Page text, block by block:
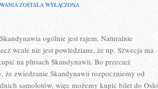
PÓŁNOC
ZOBACZENIA
ZOSTAŁA WYŁĄCZONA
ogólnie jest rajem. Naturalnie
wcale nie jest powiedziane, że np. Szwecja ma
na plusach Skandynawii. Bo przecież
zwiedzanie Skandynawii rozpoczniemy od
samolotów, więc możemy kupić bilet do Oslo